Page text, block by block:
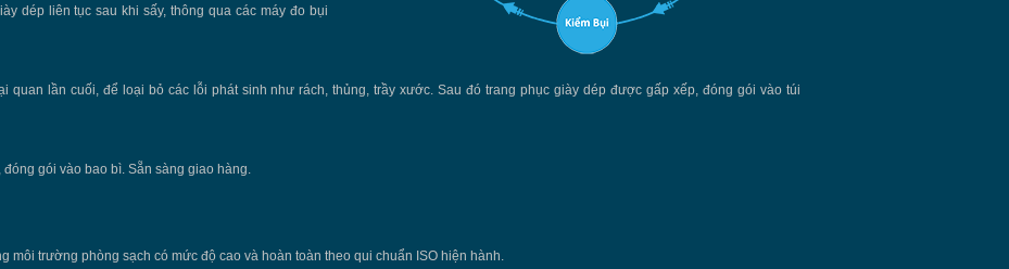
dép liên tục sau khi sấy, thông qua các máy đo bụi
quan lần cuối, để loại bỏ các lỗi phát sinh như rách, thủng, trầy xước. Sau đó trang phục giày dép được gấp xếp, đóng gói vào túi
gói vào bao bì. Sẵn sàng giao hàng.
môi trường phòng sạch có mức độ cao và hoàn toàn theo qui chuẩn ISO hiện hành.